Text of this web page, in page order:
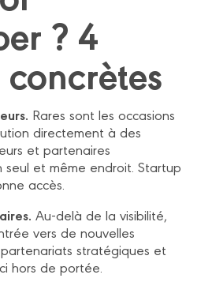
? 4
Rares sont les occasions
directement à des
et partenaires
seul et même endroit. Startup
accès.
Au-delà de la visibilité,
vers de nouvelles
stratégiques et
hors de portée.